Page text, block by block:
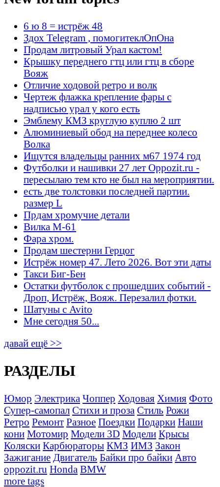
6 ю 8 = истрёж 48
Здох Telegram , помогитеклОпОна
Продам литровый Урал кастом!
Крышку переднего гтц или гтц в сборе
Вояж
Отличие ходовой ретро и волк
Чертеж флажка крепление фары с
надписью урал у кого есть
Эмблему КМЗ круглую куплю 2 шт
Алюминиевый обод на переднее колесо
Волка
Ищутся владельцы ранних м67 1974 год
Футболки и нашивки 27 лет Oppozit.ru -
пересылаю тем кто не был на мероприятии.
есть две толстовки последней партии.
размер L
Прдам хромучие детали
Вилка М-61
Фара хром.
Продам шестерни Герцог
Истрёж номер 47. Лето 2026. Вот эти даты
Такси Биг-Бен
Остатки футболок с прошедших событий -
Дроп, Истрёж, Вояж. Перезалил фотки.
Шатуны с Avito
Мне сегодня 50...
давай ещё >>
РАЗДЕЛЫ
Юмор Электрика Чоппер Ходовая Химия Фото
Супер-самопал Стихи и проза Стиль Рожи
Ретро Ремонт Разное Поездки Подарки Наши
кони Мотомир Модели 3D Модели Крысы
Коляски Карбюраторы КМЗ ИМЗ Закон
Зажигание Двигатель Байки про байки Авто
oppozit.ru Honda BMW
more tags